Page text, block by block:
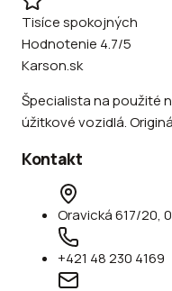
Tisíce spokojných
Hodnotenie 4.7/5
Karson.sk
Špecialista na použité
úžitkové vozidlá.
Kontakt
Oravická 617/20,
+421 48 230 4169